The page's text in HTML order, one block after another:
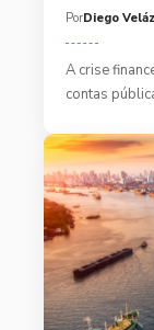
PorDiego
A crise
contas